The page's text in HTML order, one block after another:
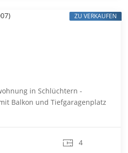
in Schlüchtern -
Balkon und Tiefgaragenplatz
4
ZU VERKAUFEN